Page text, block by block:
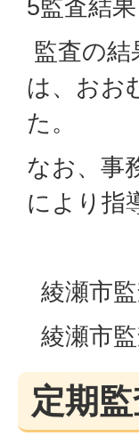
5監査結果
監査の
は、おお
た。
なお、事
により指
綾瀬市
綾瀬市
定期監